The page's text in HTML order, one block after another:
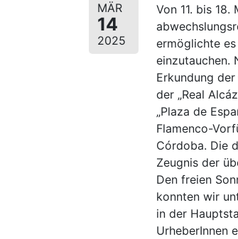
MÄR
14
2025
Von 11. bis
ermöglichte
einzutauchen.
Erkundung
der „Real
„Plaza de
Flamenco-
Córdoba. Die
Zeugnis der
Den freien
konnten wir
in der
UrheberInnen